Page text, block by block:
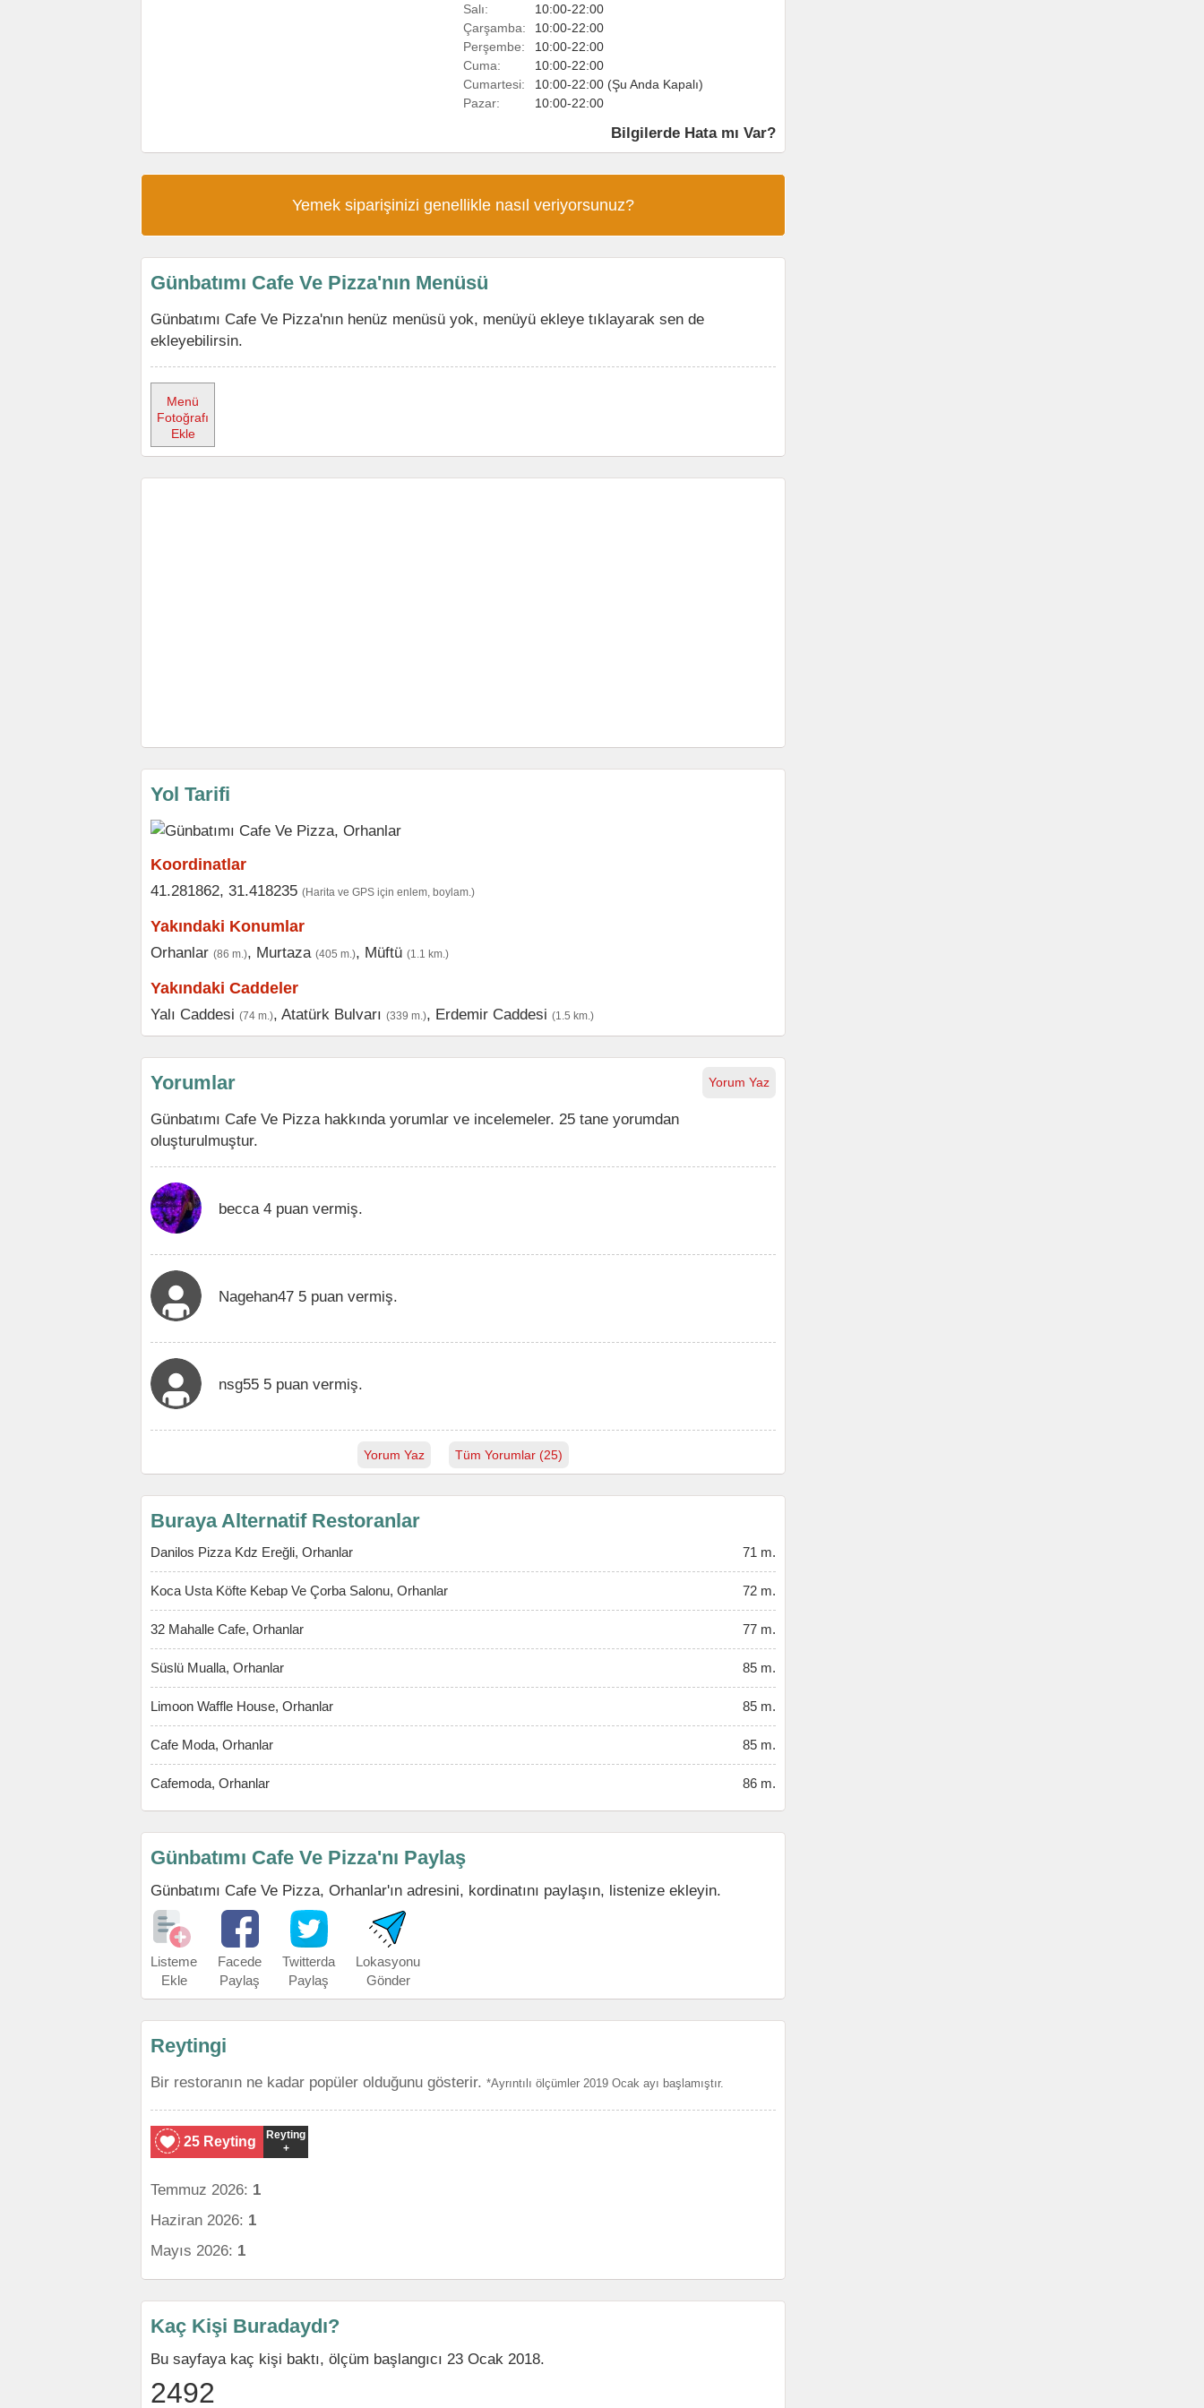
Salı:
10:00-22:00
Çarşamba:
10:00-22:00
Perşembe:
10:00-22:00
Cuma:
10:00-22:00
Cumartesi:
10:00-22:00 (Şu Anda Kapalı)
Pazar:
10:00-22:00
Bilgilerde Hata mı Var?
Yemek siparişinizi genellikle nasıl veriyorsunuz?
Günbatımı Cafe Ve Pizza'nın Menüsü
Günbatımı Cafe Ve Pizza'nın henüz menüsü yok, menüyü ekleye tıklayarak sen de
ekleyebilirsin.
Menü
Fotoğrafı
Ekle
Yol Tarifi
Koordinatlar
41.281862, 31.418235 (Harita ve GPS için enlem, boylam.)
Yakındaki Konumlar
Orhanlar (86 m.), Murtaza (405 m.), Müftü (1.1 km.)
Yakındaki Caddeler
Yalı Caddesi (74 m.), Atatürk Bulvarı (339 m.), Erdemir Caddesi (1.5 km.)
Yorum Yaz
Yorumlar
Günbatımı Cafe Ve Pizza hakkında yorumlar ve incelemeler. 25 tane yorumdan
oluşturulmuştur.
becca 4 puan vermiş.
Nagehan47 5 puan vermiş.
nsg55 5 puan vermiş.
Yorum Yaz Tüm Yorumlar (25)
Buraya Alternatif Restoranlar
Danilos Pizza Kdz Ereğli, Orhanlar 71 m.
Koca Usta Köfte Kebap Ve Çorba Salonu, Orhanlar 72 m.
32 Mahalle Cafe, Orhanlar 77 m.
Süslü Mualla, Orhanlar 85 m.
Limoon Waffle House, Orhanlar 85 m.
Cafe Moda, Orhanlar 85 m.
Cafemoda, Orhanlar 86 m.
Günbatımı Cafe Ve Pizza'nı Paylaş
Günbatımı Cafe Ve Pizza, Orhanlar'ın adresini, kordinatını paylaşın, listenize ekleyin.
Listeme
Ekle
Facede
Paylaş
Twitterda
Paylaş
Lokasyonu
Gönder
Reytingi
Bir restoranın ne kadar popüler olduğunu gösterir. *Ayrıntılı ölçümler 2019 Ocak ayı başlamıştır.
25 Reyting
Reyting
+
Temmuz 2026: 1
Haziran 2026: 1
Mayıs 2026: 1
Kaç Kişi Buradaydı?
Bu sayfaya kaç kişi baktı, ölçüm başlangıcı 23 Ocak 2018.
2492